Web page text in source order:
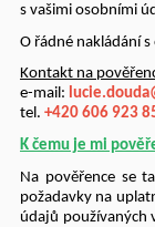
s vašimi osobními
O řádné nakládání
Kontakt na
e-mail:
tel. +420 606 923
K čemu je mi
Na pověřence se
požadavky na
údajů používaných